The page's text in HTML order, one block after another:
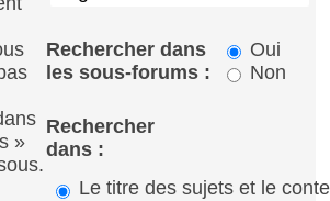
»
Rechercher dans
les sous-forums :
Oui
Non
Rechercher
dans :
Le titre des sujets et le